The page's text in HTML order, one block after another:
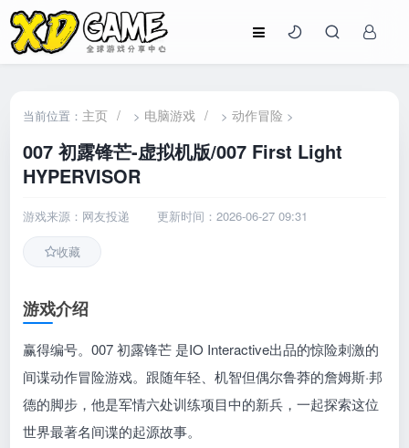
当前位置： 主页 / > 电脑游戏 / >动作冒险 >
007 初露锋芒-虚拟机版/007 First Light
HYPERVISOR
游戏来源：网友投递 更新时间：2026-06-27 09:31
收藏
游戏介绍
赢得编号。007 初露锋芒 是IO Interactive出品的惊险刺激的
间谍动作冒险游戏。跟随年轻、机智但偶尔鲁莽的詹姆斯·邦
德的脚步，他是军情六处训练项目中的新兵，一起探索这位
世界最著名间谍的起源故事。